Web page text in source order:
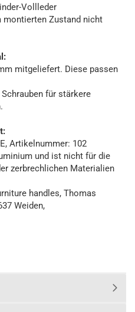
Vollleder
Zustand nicht
mitgeliefert. Diese passen
für stärkere
Artikelnummer: 102
und ist nicht für die
zerbrechlichen Materialien
handles, Thomas
Weiden,